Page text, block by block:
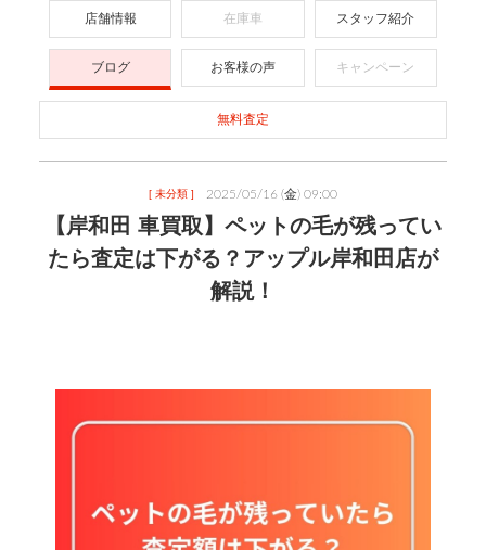
店舗情報 在庫車 スタッフ紹介
ブログ お客様の声 キャンペーン
無料査定
[ 未分類 ] 2025/05/16 (金) 09:00
【岸和田 車買取】ペットの毛が残ってい
たら査定は下がる？アップル岸和田店が
解説！